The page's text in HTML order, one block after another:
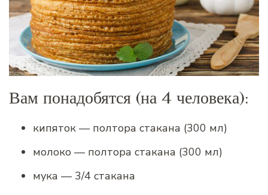
Вам понадобятся (на 4 человека):
кипяток — полтора стакана (300 мл)
молоко — полтора стакана (300 мл)
мука — 3/4 стакана